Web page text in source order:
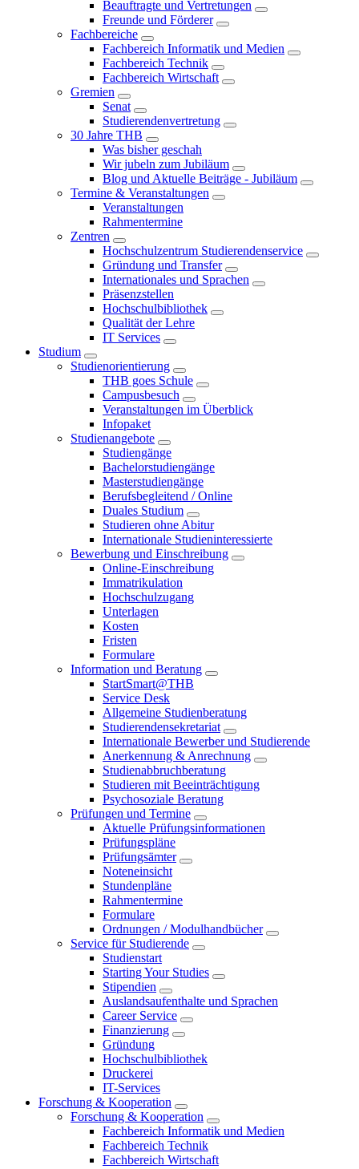
Beauftragte und Vertretungen
Freunde und Förderer
Fachbereiche
Fachbereich Informatik und Medien
Fachbereich Technik
Fachbereich Wirtschaft
Gremien
Senat
Studierendenvertretung
30 Jahre THB
Was bisher geschah
Wir jubeln zum Jubiläum
Blog und Aktuelle Beiträge - Jubiläum
Termine & Veranstaltungen
Veranstaltungen
Rahmentermine
Zentren
Hochschulzentrum Studierendenservice
Gründung und Transfer
Internationales und Sprachen
Präsenzstellen
Hochschulbibliothek
Qualität der Lehre
IT Services
Studium
Studienorientierung
THB goes Schule
Campusbesuch
Veranstaltungen im Überblick
Infopaket
Studienangebote
Studiengänge
Bachelorstudiengänge
Masterstudiengänge
Berufsbegleitend / Online
Duales Studium
Studieren ohne Abitur
Internationale Studieninteressierte
Bewerbung und Einschreibung
Online-Einschreibung
Immatrikulation
Hochschulzugang
Unterlagen
Kosten
Fristen
Formulare
Information und Beratung
StartSmart@THB
Service Desk
Allgemeine Studienberatung
Studierendensekretariat
Internationale Bewerber und Studierende
Anerkennung & Anrechnung
Studienabbruchberatung
Studieren mit Beeinträchtigung
Psychosoziale Beratung
Prüfungen und Termine
Aktuelle Prüfungsinformationen
Prüfungspläne
Prüfungsämter
Noteneinsicht
Stundenpläne
Rahmentermine
Formulare
Ordnungen / Modulhandbücher
Service für Studierende
Studienstart
Starting Your Studies
Stipendien
Auslandsaufenthalte und Sprachen
Career Service
Finanzierung
Gründung
Hochschulbibliothek
Druckerei
IT-Services
Forschung & Kooperation
Forschung & Kooperation
Fachbereich Informatik und Medien
Fachbereich Technik
Fachbereich Wirtschaft